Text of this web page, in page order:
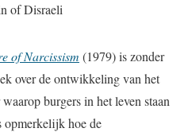
of Disraeli
of Narcissism (1979) is zonder
over de ontwikkeling van het
burgers in het leven staan
hoe de